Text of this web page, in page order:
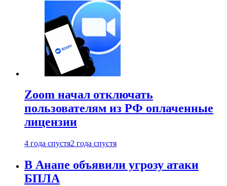
Zoom начал отключать
пользователям из РФ оплаченные
лицензии
4 года спустя2 года спустя
В Анапе объявили угрозу атаки
БПЛА